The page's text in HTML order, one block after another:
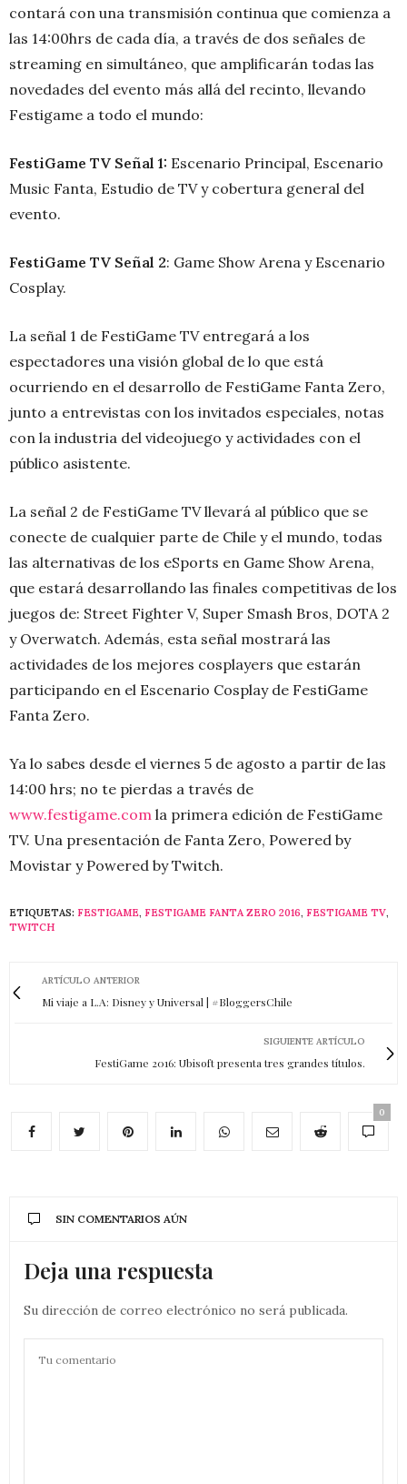
contará con una transmisión continua que comienza a
las 14:00hrs de cada día, a través de dos señales de
streaming en simultáneo, que amplificarán todas las
novedades del evento más allá del recinto, llevando
Festigame a todo el mundo:
FestiGame TV Señal 1: Escenario Principal, Escenario
Music Fanta, Estudio de TV y cobertura general del
evento.
FestiGame TV Señal 2: Game Show Arena y Escenario
Cosplay.
La señal 1 de FestiGame TV entregará a los
espectadores una visión global de lo que está
ocurriendo en el desarrollo de FestiGame Fanta Zero,
junto a entrevistas con los invitados especiales, notas
con la industria del videojuego y actividades con el
público asistente.
La señal 2 de FestiGame TV llevará al público que se
conecte de cualquier parte de Chile y el mundo, todas
las alternativas de los eSports en Game Show Arena,
que estará desarrollando las finales competitivas de los
juegos de: Street Fighter V, Super Smash Bros, DOTA 2
y Overwatch. Además, esta señal mostrará las
actividades de los mejores cosplayers que estarán
participando en el Escenario Cosplay de FestiGame
Fanta Zero.
Ya lo sabes desde el viernes 5 de agosto a partir de las
14:00 hrs; no te pierdas a través de
www.festigame.com la primera edición de FestiGame
TV. Una presentación de Fanta Zero, Powered by
Movistar y Powered by Twitch.
ETIQUETAS: FESTIGAME, FESTIGAME FANTA ZERO 2016, FESTIGAME TV,
TWITCH
ARTÍCULO ANTERIOR
Mi viaje a L.A: Disney y Universal | #BloggersChile
SIGUIENTE ARTÍCULO
FestiGame 2016: Ubisoft presenta tres grandes títulos.
0
SIN COMENTARIOS AÚN
Deja una respuesta
Su dirección de correo electrónico no será publicada.